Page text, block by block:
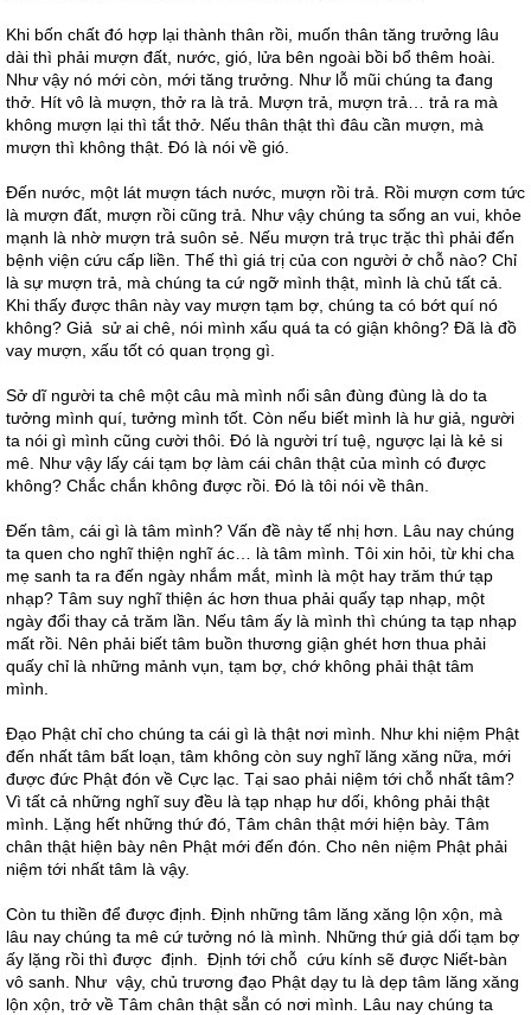
Khi bốn chất đó hợp lại thành thân rồi, muốn thân tăng trưởng lâu
dài thì phải mượn đất, nước, gió, lửa bên ngoài bồi bổ thêm hoài.
Như vậy nó mới còn, mới tăng trưởng. Như lỗ mũi chúng ta đang
thở. Hít vô là mượn, thở ra là trả. Mượn trả, mượn trả… trả ra mà
không mượn lại thì tắt thở. Nếu thân thật thì đâu cần mượn, mà
mượn thì không thật. Đó là nói về gió.
Đến nước, một lát mượn tách nước, mượn rồi trả. Rồi mượn cơm tức
là mượn đất, mượn rồi cũng trả. Như vậy chúng ta sống an vui, khỏe
mạnh là nhờ mượn trả suôn sẻ. Nếu mượn trả trục trặc thì phải đến
bệnh viện cứu cấp liền. Thế thì giá trị của con người ở chỗ nào? Chỉ
là sự mượn trả, mà chúng ta cứ ngỡ mình thật, mình là chủ tất cả.
Khi thấy được thân này vay mượn tạm bợ, chúng ta có bớt quí nó
không? Giả sử ai chê, nói mình xấu quá ta có giận không? Đã là đồ
vay mượn, xấu tốt có quan trọng gì.
Sở dĩ người ta chê một câu mà mình nổi sân đùng đùng là do ta
tưởng mình quí, tưởng mình tốt. Còn nếu biết mình là hư giả, người
ta nói gì mình cũng cười thôi. Đó là người trí tuệ, ngược lại là kẻ si
mê. Như vậy lấy cái tạm bợ làm cái chân thật của mình có được
không? Chắc chắn không được rồi. Đó là tôi nói về thân.
Đến tâm, cái gì là tâm mình? Vấn đề này tế nhị hơn. Lâu nay chúng
ta quen cho nghĩ thiện nghĩ ác… là tâm mình. Tôi xin hỏi, từ khi cha
mẹ sanh ta ra đến ngày nhắm mắt, mình là một hay trăm thứ tạp
nhạp? Tâm suy nghĩ thiện ác hơn thua phải quấy tạp nhạp, một
ngày đổi thay cả trăm lần. Nếu tâm ấy là mình thì chúng ta tạp nhạp
mất rồi. Nên phải biết tâm buồn thương giận ghét hơn thua phải
quấy chỉ là những mảnh vụn, tạm bợ, chớ không phải thật tâm
mình.
Đạo Phật chỉ cho chúng ta cái gì là thật nơi mình. Như khi niệm Phật
đến nhất tâm bất loạn, tâm không còn suy nghĩ lăng xăng nữa, mới
được đức Phật đón về Cực lạc. Tại sao phải niệm tới chỗ nhất tâm?
Vì tất cả những nghĩ suy đều là tạp nhạp hư dối, không phải thật
mình. Lặng hết những thứ đó, Tâm chân thật mới hiện bày. Tâm
chân thật hiện bày nên Phật mới đến đón. Cho nên niệm Phật phải
niệm tới nhất tâm là vậy.
Còn tu thiền để được định. Định những tâm lăng xăng lộn xộn, mà
lâu nay chúng ta mê cứ tưởng nó là mình. Những thứ giả dối tạm bợ
ấy lặng rồi thì được định. Định tới chỗ cứu kính sẽ được Niết-bàn
vô sanh. Như vậy, chủ trương đạo Phật dạy tu là dẹp tâm lăng xăng
lộn xộn, trở về Tâm chân thật sẵn có nơi mình. Lâu nay chúng ta